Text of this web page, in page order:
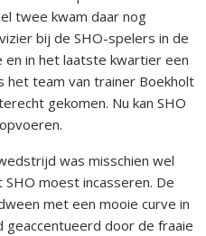
twee kwam daar nog
bij de SHO-spelers in de
in het laatste kwartier een
het team van trainer Boekholt
gekomen. Nu kan SHO
was misschien wel
moest incasseren. De
met een mooie curve in
door de fraaie